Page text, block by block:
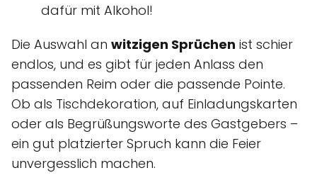
dafür mit Alkohol!
Die Auswahl an witzigen Sprüchen ist schier
endlos, und es gibt für jeden Anlass den
passenden Reim oder die passende Pointe.
Ob als Tischdekoration, auf Einladungskarten
oder als Begrüßungsworte des Gastgebers –
ein gut platzierter Spruch kann die Feier
unvergesslich machen.